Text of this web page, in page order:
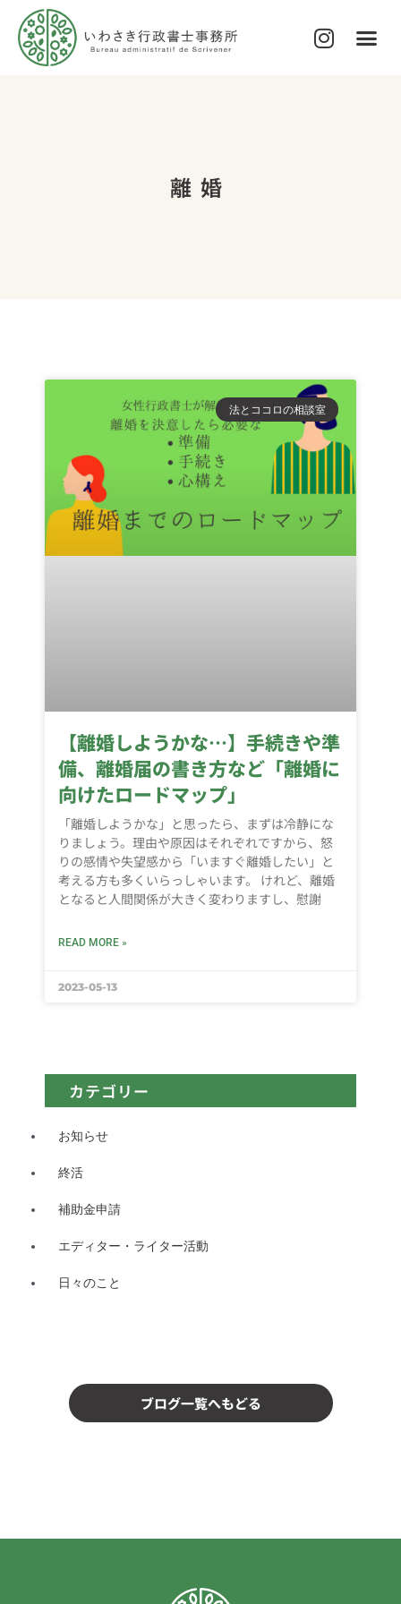
離婚
法とココロの相談室
【離婚しようかな…】手続きや準
備、離婚届の書き方など「離婚に
向けたロードマップ」
「離婚しようかな」と思ったら、まずは冷静にな
りましょう。理由や原因はそれぞれですから、怒
りの感情や失望感から「いますぐ離婚したい」と
考える方も多くいらっしゃいます。 けれど、離婚
となると人間関係が大きく変わりますし、慰謝
READ MORE »
2023-05-13
カテゴリー
お知らせ
終活
補助金申請
エディター・ライター活動
日々のこと
ブログ一覧へもどる